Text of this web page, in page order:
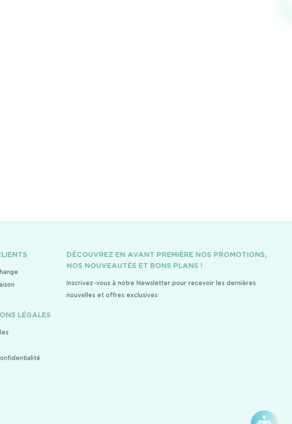
LÉGALES
DÉCOUVREZ EN AVANT PREMIÈRE NOS PROMOTIONS,
NOS NOUVEAUTÉS ET BONS PLANS !
Inscrivez-vous à notre Newsletter pour recevoir les dernières
nouvelles et offres exclusives